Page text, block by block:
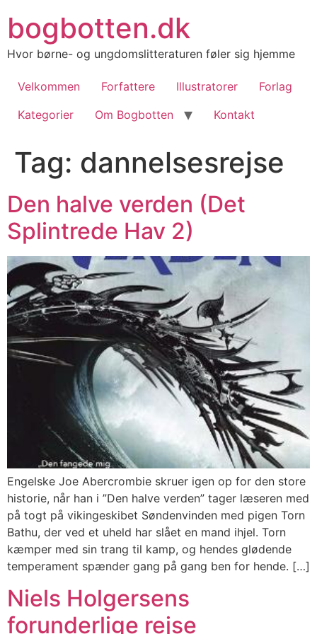
indhold
bogbotten.dk
Hvor børne- og ungdomslitteraturen føler sig hjemme
Velkommen Forfattere Illustratorer
Forlag
Kategorier
Om Bogbotten Kontakt
Tag: dannelsesrejse
Den halve verden (Det
Splintrede Hav 2)
Engelske Joe Abercrombie skruer igen op for den store
historie, når han i ”Den halve verden” tager læseren med
på togt på vikingeskibet Søndenvinden med pigen Torn
Bathu, der ved et uheld har slået en mand ihjel. Torn
kæmper med sin trang til kamp, og hendes glødende
temperament spænder gang på gang ben for hende. […]
Niels Holgersens
forunderlige rejse